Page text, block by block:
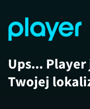
Ups...
Twojej